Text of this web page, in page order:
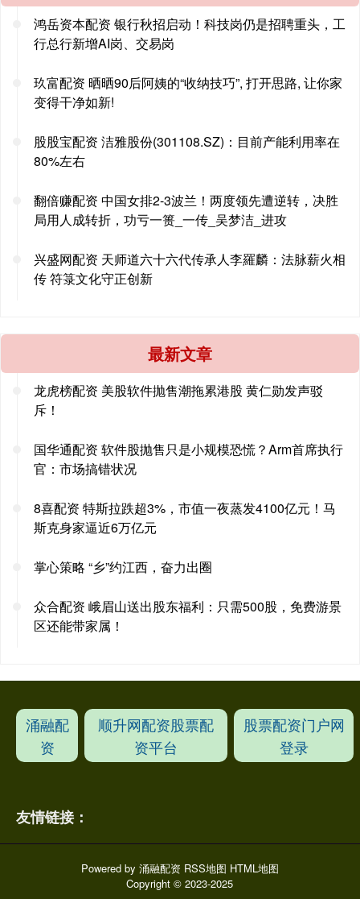
鸿岳资本配资 银行秋招启动！科技岗仍是招聘重头，工
行总行新增AI岗、交易岗
玖富配资 晒晒90后阿姨的“收纳技巧”, 打开思路, 让你家
变得干净如新!
股股宝配资 洁雅股份(301108.SZ)：目前产能利用率在
80%左右
翻倍赚配资 中国女排2-3波兰！两度领先遭逆转，决胜
局用人成转折，功亏一篑_一传_吴梦洁_进攻
兴盛网配资 天师道六十六代传承人李羅麟：法脉薪火相
传 符箓文化守正创新
最新文章
龙虎榜配资 美股软件抛售潮拖累港股 黄仁勋发声驳
斥！
国华通配资 软件股抛售只是小规模恐慌？Arm首席执行
官：市场搞错状况
8喜配资 特斯拉跌超3%，市值一夜蒸发4100亿元！马
斯克身家逼近6万亿元
掌心策略 “乡”约江西，奋力出圈
众合配资 峨眉山送出股东福利：只需500股，免费游景
区还能带家属！
涌融配
资
顺升网配资股票配
资平台
股票配资门户网
登录
友情链接：
Powered by 涌融配资 RSS地图 HTML地图
Copyright© 2023-2025